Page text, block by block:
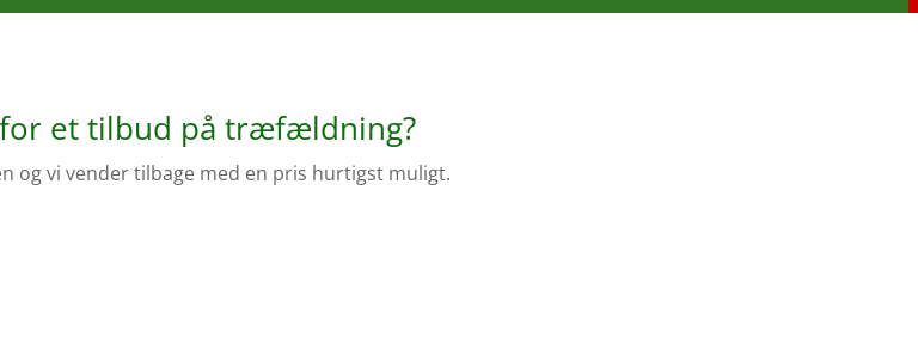
et tilbud på træfældning?
og vi vender tilbage med en pris hurtigst muligt.